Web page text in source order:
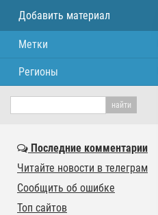
Добавить материал
Метки
Регионы
Последние комментарии
Читайте новости в телеграм
Сообщить об ошибке
Топ сайтов